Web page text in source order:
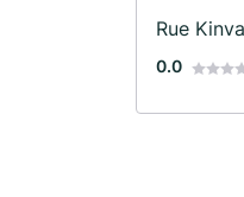
Rue
0.0